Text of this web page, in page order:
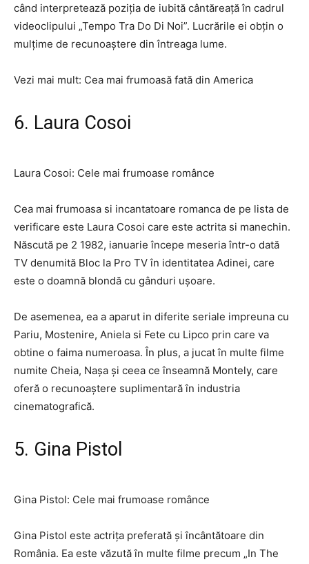
când interpretează poziția de iubită cântăreață în cadrul
videoclipului „Tempo Tra Do Di Noi”. Lucrările ei obțin o
mulțime de recunoaștere din întreaga lume.
Vezi mai mult: Cea mai frumoasă fată din America
6. Laura Cosoi
Laura Cosoi: Cele mai frumoase românce
Cea mai frumoasa si incantatoare romanca de pe lista de
verificare este Laura Cosoi care este actrita si manechin.
Născută pe 2 1982, ianuarie începe meseria într-o dată
TV denumită Bloc la Pro TV în identitatea Adinei, care
este o doamnă blondă cu gânduri ușoare.
De asemenea, ea a aparut in diferite seriale impreuna cu
Pariu, Mostenire, Aniela si Fete cu Lipco prin care va
obtine o faima numeroasa. În plus, a jucat în multe filme
numite Cheia, Nașa și ceea ce înseamnă Montely, care
oferă o recunoaștere suplimentară în industria
cinematografică.
5. Gina Pistol
Gina Pistol: Cele mai frumoase românce
Gina Pistol este actrița preferată și încântătoare din
România. Ea este văzută în multe filme precum „In The